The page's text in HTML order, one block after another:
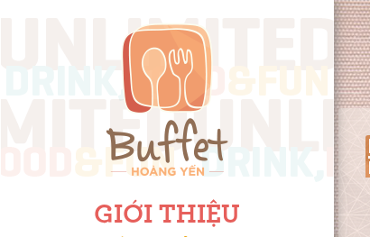
GIỚI THIỆU